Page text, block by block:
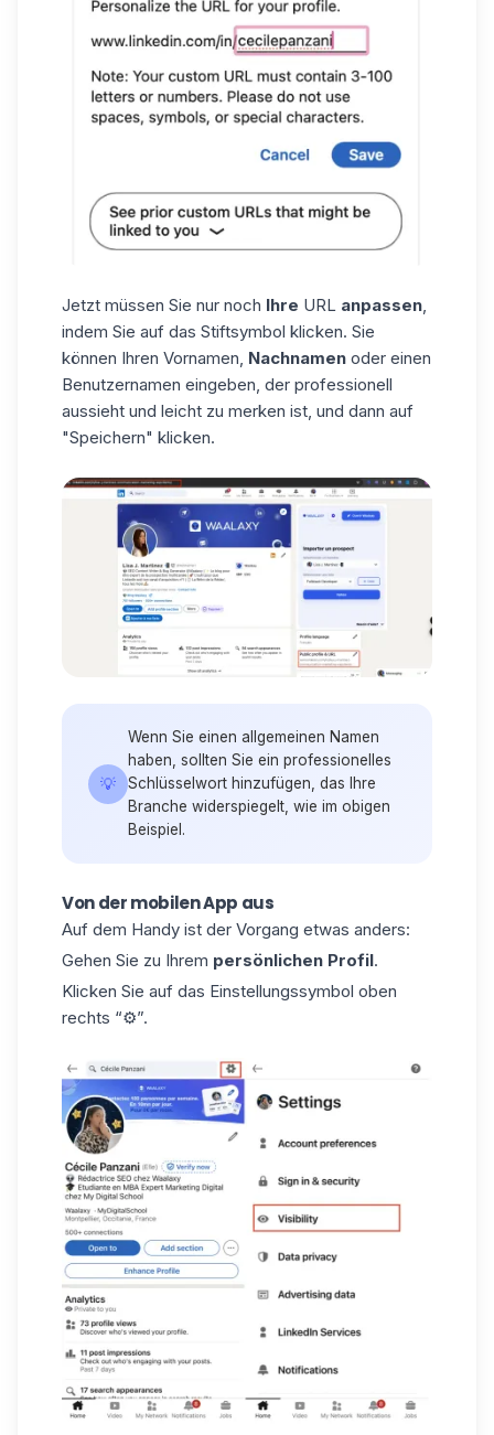
Jetzt müssen Sie nur noch Ihre URL anpassen,
indem Sie auf das Stiftsymbol klicken. Sie
können Ihren Vornamen, Nachnamen oder einen
Benutzernamen eingeben, der professionell
aussieht und leicht zu merken ist, und dann auf
"Speichern" klicken.
💡
Wenn Sie einen allgemeinen Namen
haben, sollten Sie ein professionelles
Schlüsselwort hinzufügen, das Ihre
Branche widerspiegelt, wie im obigen
Beispiel.
Von der mobilen App aus
Auf dem Handy ist der Vorgang etwas anders:
Gehen Sie zu Ihrem persönlichen Profil.
Klicken Sie auf das Einstellungssymbol oben
rechts “⚙️”.